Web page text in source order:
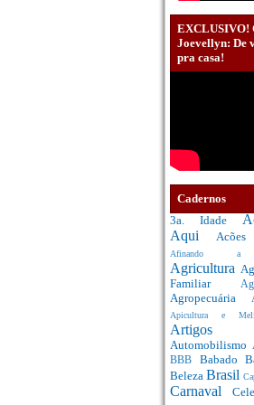
EXCLUSIVO!
Joevellyn: De
pra casa!
Cadernos
3a. Idade
Aqui
Afinando a
Agricultura
Familiar
Agropecuária
Apicultura e
Artigos
Automobilismo
BBB Babado
Beleza Brasil
Carnaval